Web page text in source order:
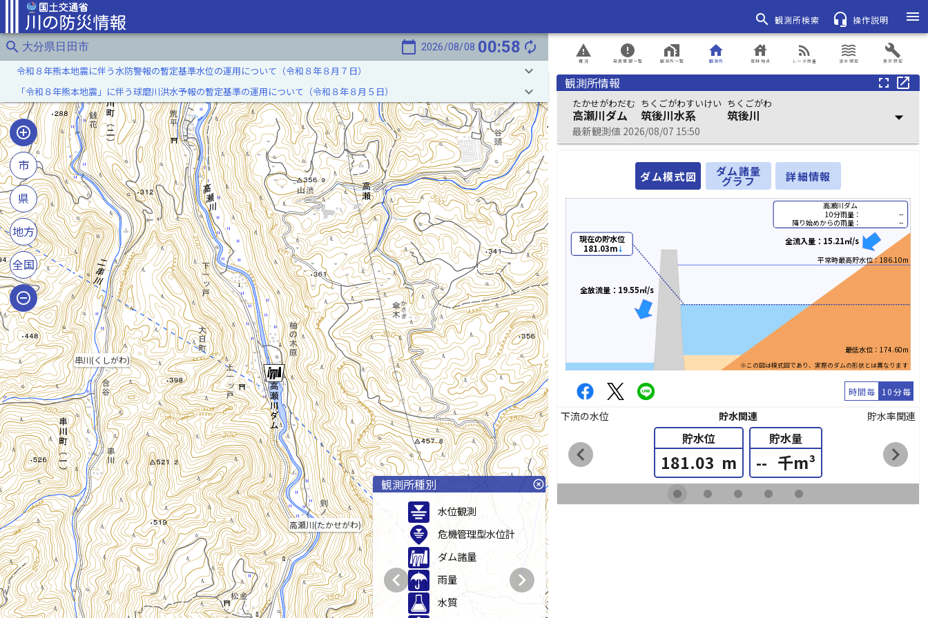
search 観測所検索 headset_mic 操作説明
menu
search 大分県日田市 calendar_today 2026/08/08 00:58 autorenew
串川(くしがわ)
高瀬川(たかせがわ)
令和８年熊本地震に伴う水防警報の暫定基準水位の運用について（令和８年８月７日） keyboard_arrow_down
「令和８年熊本地震」に伴う球磨川洪水予報の暫定基準の運用について（令和８年８月５日） keyboard_arrow_down
市
県
地方
全国
観測所種別 highlight_off
水位観測
危機管理型水位計
ダム諸量
雨量
水質
chevron_left chevron_right
概況
report_problem
発表情報一覧
error
観測所一覧
home_work
観測所
home
登録地点
house
レーダ雨量
rss_feed
浸水想定
waves
表示設定
build
観測所情報
fullscreen open_in_new
たかせがわだむ
高瀬川ダム
ちくごがわすいけい
筑後川水系
ちくごがわ
筑後川
最新観測値 2026/08/07 15:50
arrow_drop_down
ダム模式図 ダム諸量
グラフ 詳細情報
※この図は模式図であり、実際のダムの形状とは異なります
平常時最高貯水位：186.10m
最低水位：174.60m
現在の貯水位
181.03m↓
全流入量：15.21㎥/s
全放流量：19.55㎥/s
高瀬川ダム
10分雨量：
--
降り始めからの雨量： --
時間毎 10分毎
下流の水位 貯水関連 貯水率関連
貯水位
181.03 m
貯水量
-- 千m³
chevron_left chevron_right
fiber_manual_record fiber_manual_record fiber_manual_record fiber_manual_record fiber_manual_record